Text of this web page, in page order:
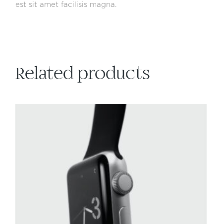
est sit amet facilisis magna.
Related products